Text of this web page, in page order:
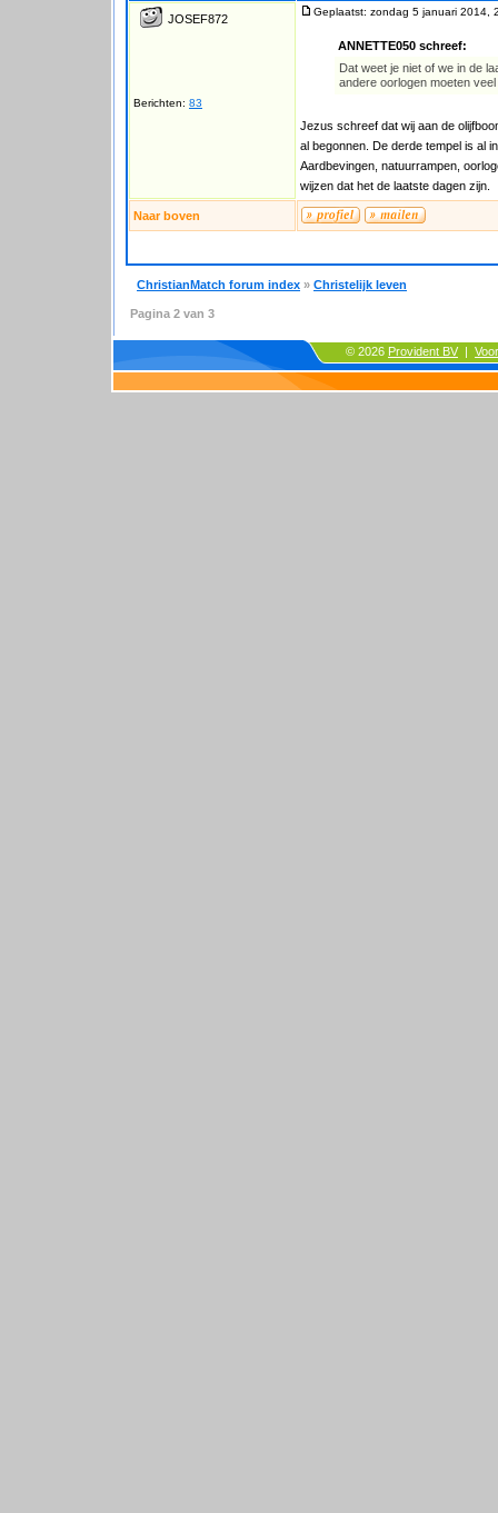
JOSEF872
Berichten: 83
Geplaatst: zondag 5 januari 2014,
ANNETTE050 schreef:
Dat weet je niet of we in de
andere oorlogen moeten
Jezus schreef dat wij aan de
al begonnen. De derde tempel is al
Aardbevingen, natuurrampen,
wijzen dat het de laatste dagen zijn.
Naar boven
ChristianMatch forum index » Christelijk leven
Pagina 2 van 3
© 2026 Provident BV |